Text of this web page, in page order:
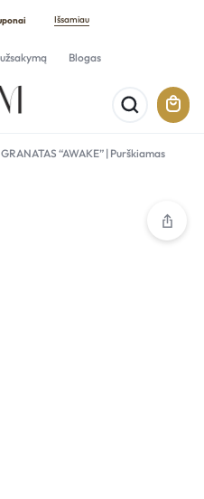
Išsamiau
Blogas
“AWAKE” | Purškiamas